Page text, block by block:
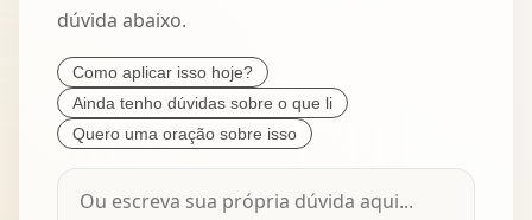
dúvida abaixo.
Como aplicar isso hoje?
Ainda tenho dúvidas sobre o que li
Quero uma oração sobre isso